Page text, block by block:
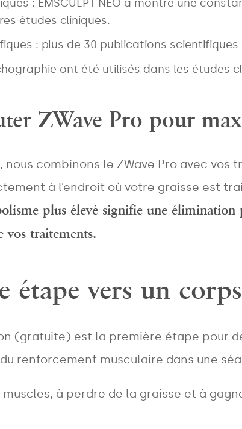
: EMSCULPT NEO a montré une
études cliniques.
: plus de 30 publications
ont été utilisés dans les
ZWave Pro pour
combinons le ZWave Pro avec vos
à l’endroit où votre graisse est
plus élevé signifie une élimination
vos traitements.
étape vers un
(gratuite) est la première étape pour
renforcement musculaire dans une
à perdre de la graisse et à